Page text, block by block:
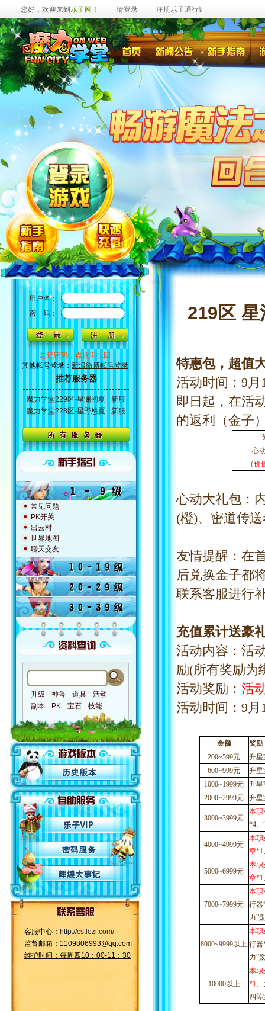
您好，欢迎来到 乐子网 ！ 请登录 注册乐子通行证
219区
特惠包，超值
活动时间： 9月
即日起，在活
的返利（金子
心
（价
心动大礼包：
(橙)、密道传
友情提醒： 在
后兑换金子都
联系客服进行
充值累计送豪
活动内容：活
励(所有奖励为
活动奖励： 活
活动时间： 9月
金额
奖励
200~599元
升星
600~999元
升星
1000~1999元
升星
2000~2999元
升星
3000~3999元
本职
*4、
4000~4999元
本职
章*1
5000~6999元
本职
章*1
7000~7999元
本职
行器
力”
8000~9999以上
本职
行器
力”
10000以上
本职
*1、
四
用户名：
密 码：
忘记密码，点这里找回
其他帐号登录： 新浪微博帐号登录
推荐服务器
魔力学堂229区-星澜初夏
新服
魔力学堂228区-星野悠夏
新服
常见问题
PK开关
出云村
世界地图
聊天交友
升级 神兽 道具
活动
副本
PK 宝石 技能
客服中心： http://cs.lezi.com/
监督邮箱：1109806993@qq.com
维护时间：每周四10：00-11：30